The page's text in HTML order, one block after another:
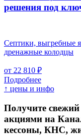
решения под
Септики, выгребные
дренажные колодцы
от 22 810 ₽
Подробнее
↑ цены и инфо
Получите
акциями на
кессоны, КНС,